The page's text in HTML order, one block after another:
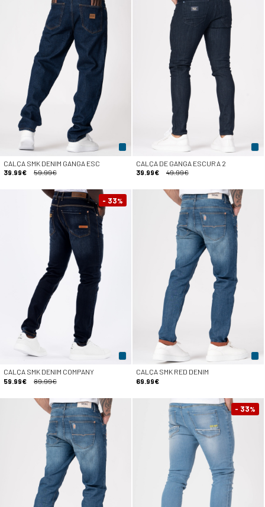
CALÇA SMK DENIM GANGA ESC
39.99€
59.99€
CALÇA DE GANGA ESCURA 2
39.99€
49.99€
- 33%
CALÇA SMK DENIM COMPANY
59.99€
89.99€
CALÇA SMK RED DENIM
69.99€
- 33%